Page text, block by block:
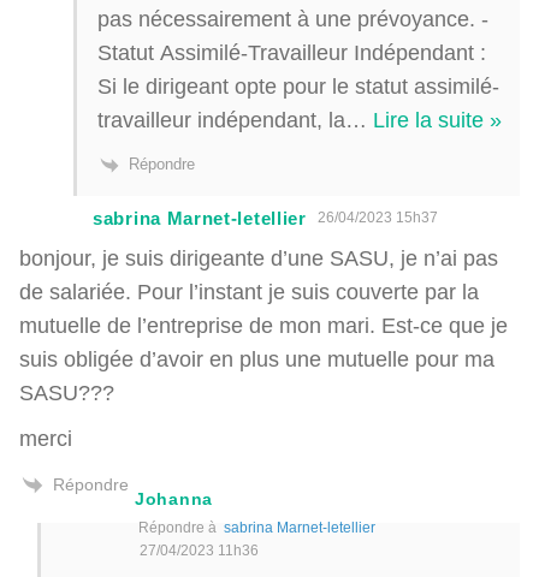
pas nécessairement à une prévoyance. -
Statut Assimilé-Travailleur Indépendant :
Si le dirigeant opte pour le statut assimilé-
travailleur indépendant, la… Lire la suite »
Répondre
sabrina Marnet-letellier 26/04/2023 15h37
bonjour, je suis dirigeante d’une SASU, je n’ai pas
de salariée. Pour l’instant je suis couverte par la
mutuelle de l’entreprise de mon mari. Est-ce que je
suis obligée d’avoir en plus une mutuelle pour ma
SASU???
merci
Répondre
Johanna
Répondre à sabrina Marnet-letellier
27/04/2023 11h36